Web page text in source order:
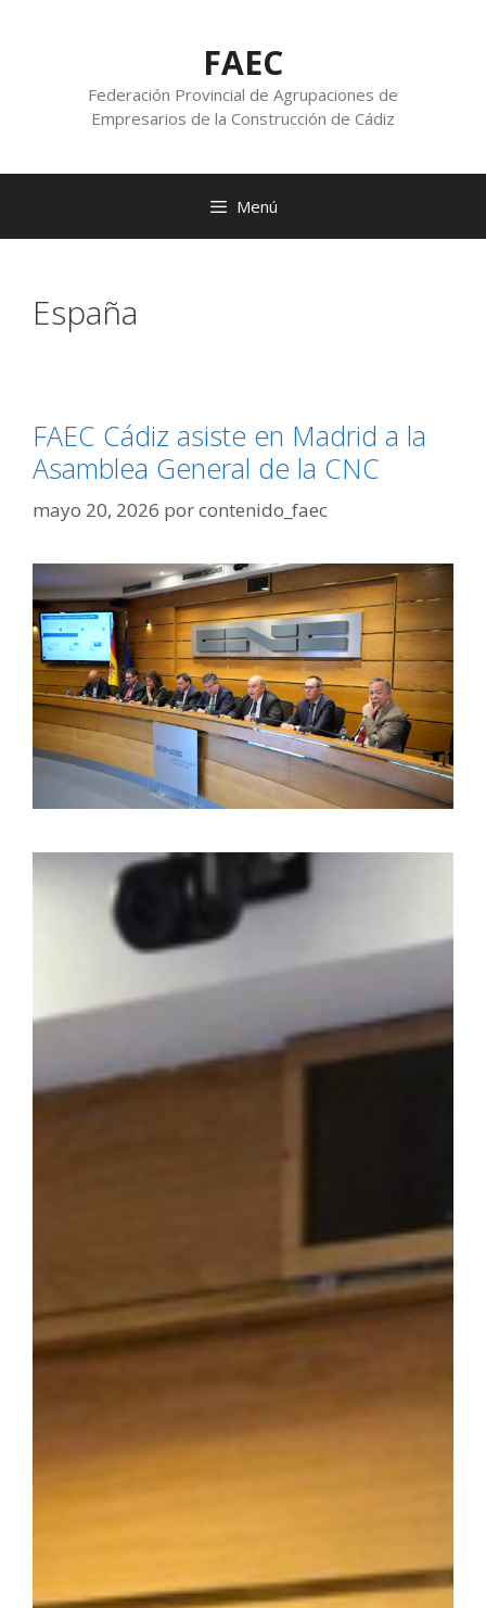
FAEC
Federación Provincial de Agrupaciones de
Empresarios de la Construcción de Cádiz
Menú
España
FAEC Cádiz asiste en Madrid a la
Asamblea General de la CNC
mayo 20, 2026 porcontenido_faec